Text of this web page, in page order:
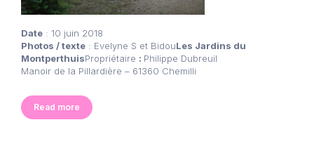
Date : 10 juin 2018
Photos / texte : Evelyne S et BidouLes Jardins du
MontperthuisPropriétaire : Philippe Dubreuil
Manoir de la Pillardière – 61360 Chemilli
Read more